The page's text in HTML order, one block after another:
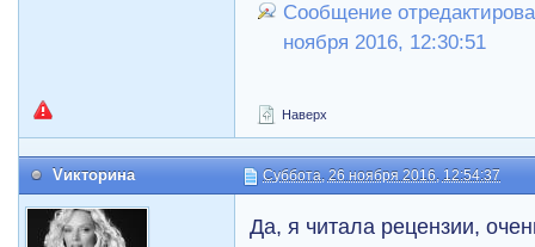
Сообщение
ноября 2016, 12:30:51
Наверх
Vикторина Суббота, 26 ноября 2016, 12:54:37
Да, я читала рецензии,